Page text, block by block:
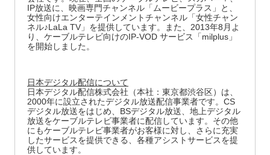
IP放送に、映画専門チャンネル「ムービープラス」と、
女性向けエンターテインメントチャンネル「女性チャン
ネル♪LaLa TV」を提供しています。また、2013年8月よ
り、ケーブルテレビ向けのIP-VOD サービス「milplus」
を開始しました。
日本デジタル配信について
日本デジタル配信株式会社（本社：東京都渋谷区）は、
2000年に設立されたデジタル放送配信事業者です。CS
デジタル放送をはじめ、BSデジタル放送、地上デジタル
放送をケーブルテレビ事業者に配信しています。その他
にもケーブルテレビ事業者がお客様に対し、さらに充実
したサービスを提供できる、各種アシストサービスを提
供しています。